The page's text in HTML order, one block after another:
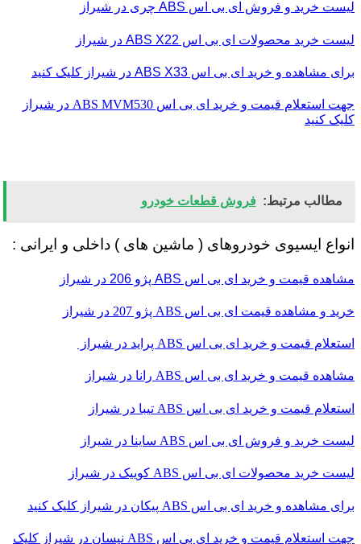
لیست خرید و فروش ای بی اس ABS چری در شیراز
لیست خرید محصولات ای بی اس ABS X22 در شیراز
برای مشاهده و خرید ای بی اس ABS X33 در شیراز کلیک کنید
جهت استعلام قیمت و خرید ای بی اس ABS MVM530 در شیراز
کلیک کنید
مطالب مرتبط: فروش قطعات خودرو
انواع ایسیوی خودروهای ( ماشین های ) داخلی و ایرانی :
مشاهده قیمت و خرید ای بی اس ABS پژو 206 در شیراز
خرید و مشاهده قیمت ای بی اس ABS پژو 207 در شیراز
استعلام قیمت و خرید ای بی اس ABS پراید در شیراز
مشاهده قیمت و خرید ای بی اس ABS رانا در شیراز
استعلام قیمت و خرید ای بی اس ABS تیبا در شیراز
لیست خرید و فروش ای بی اس ABS ساینا در شیراز
لیست خرید محصولات ای بی اس ABS کوییک در شیراز
برای مشاهده و خرید ای بی اس ABS پیکان در شیراز کلیک کنید
جهت استعلام قیمت و خرید ای بی اس ABS نیسان در شیراز کلیک